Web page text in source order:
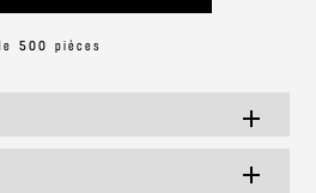
500 pièces
add
add